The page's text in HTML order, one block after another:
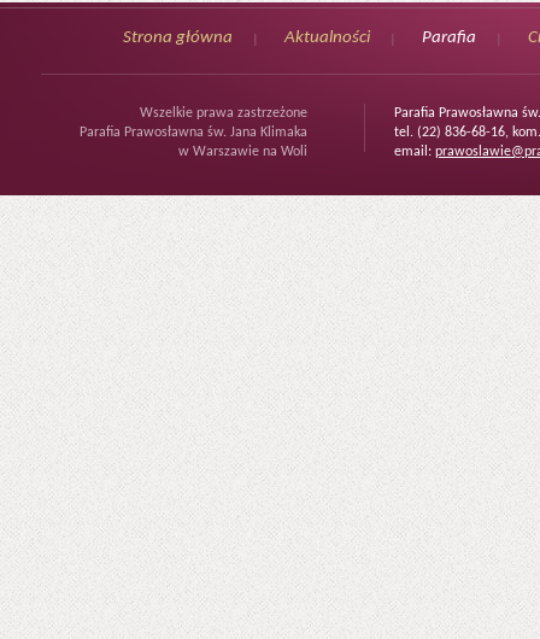
Strona główna Aktualności Parafia
Wszelkie prawa zastrzeżone
Parafia Prawosławna św. Jana Klimaka
w Warszawie na Woli
Parafia Prawosławna
tel. (22) 836-68-16,
email: